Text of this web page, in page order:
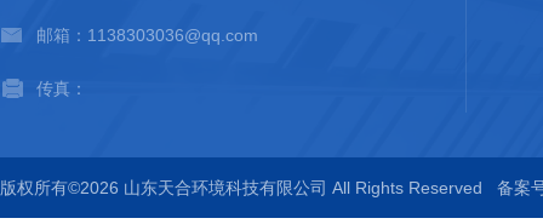
邮箱：1138303036@qq.com
传真：
版权所有©2026 山东天合环境科技有限公司 All Rights Reserved 备案